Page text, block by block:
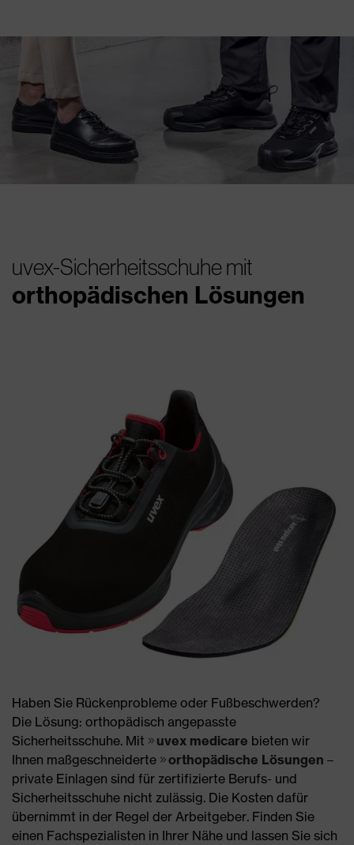
uvex-Sicherheitsschuhe mit
orthopädischen Lösungen
Haben Sie Rückenprobleme oder Fußbeschwerden?
Die Lösung: orthopädisch angepasste
Sicherheitsschuhe. Mit
uvex medicare bieten wir
Ihnen maßgeschneiderte
orthopädische Lösungen –
private Einlagen sind für zertifizierte Berufs- und
Sicherheitsschuhe nicht zulässig. Die Kosten dafür
übernimmt in der Regel der Arbeitgeber. Finden Sie
einen Fachspezialisten in Ihrer Nähe und lassen Sie sich